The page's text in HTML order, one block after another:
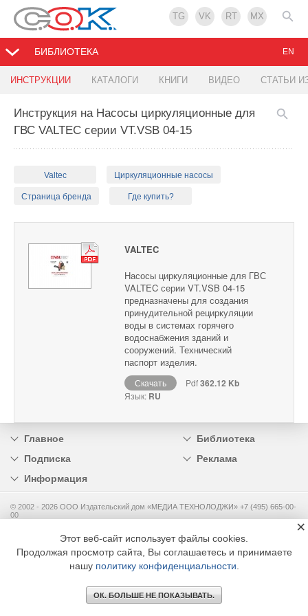
TG VK RT MX
БИБЛИОТЕКА
ИНСТРУКЦИИ КАТАЛОГИ КНИГИ ВИДЕО СТАТЬИ
EN
Инструкция на Насосы циркуляционные для
ГВС VALTEC серии VT.VSB 04-15
Valtec Циркуляционные насосы
Страница бренда Где купить?
VALTEC
Насосы циркуляционные для ГВС
VALTEC серии VT.VSB 04-15
предназначены для создания
принудительной рециркуляции
воды в системах горячего
водоснабжения зданий и
сооружений. Технический
паспорт изделия.
Скачать Pdf362.12 Kb
Язык: RU
Главное
Библиотека
Подписка
Реклама
Информация
© 2002 - 2026 OOO Издательский дом «МЕДИА ТЕХНОЛОДЖИ» +7 (495) 665-00-
00
Этот веб-сайт использует файлы cookies.
Продолжая просмотр сайта, Вы соглашаетесь и принимаете
нашу политику конфиденциальности
ОК. БОЛЬШЕ НЕ ПОКАЗЫВАТЬ.
×